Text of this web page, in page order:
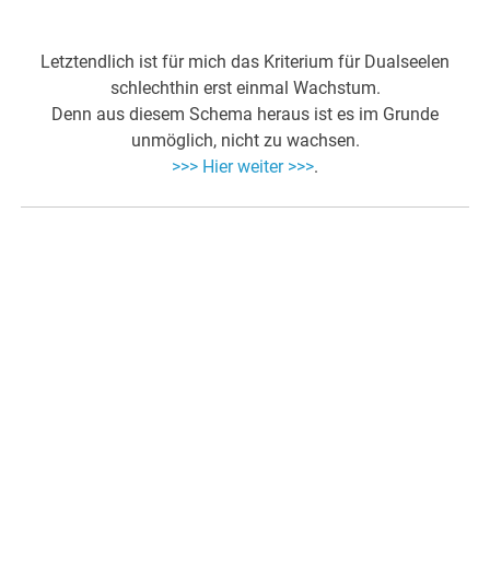
Letztendlich ist für mich das Kriterium für Dualseelen
schlechthin erst einmal Wachstum.
Denn aus diesem Schema heraus ist es im Grunde
unmöglich, nicht zu wachsen.
>>> Hier weiter >>>.